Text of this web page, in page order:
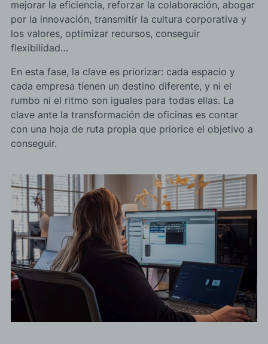
mejorar la eficiencia, reforzar la colaboración, abogar
por la innovación, transmitir la cultura corporativa y
los valores, optimizar recursos, conseguir
flexibilidad…
En esta fase, la clave es priorizar: cada espacio y
cada empresa tienen un destino diferente, y ni el
rumbo ni el ritmo son iguales para todas ellas. La
clave ante la transformación de oficinas es contar
con una hoja de ruta propia que priorice el objetivo a
conseguir.